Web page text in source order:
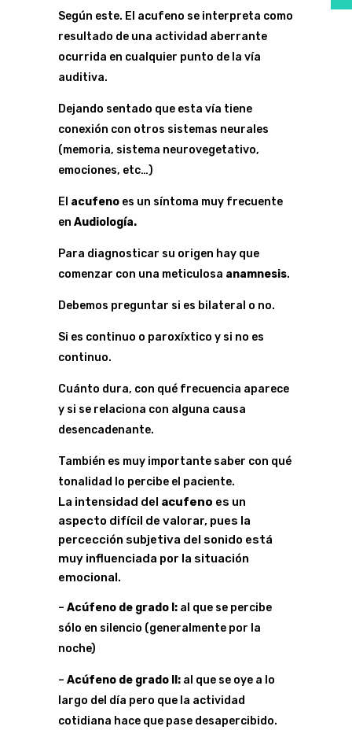
Según este. El acufeno se interpreta como
resultado de una actividad aberrante
ocurrida en cualquier punto de la vía
auditiva.
Dejando sentado que esta vía tiene
conexión con otros sistemas neurales
(memoria, sistema neurovegetativo,
emociones, etc…)
El acufeno es un síntoma muy frecuente
en Audiología.
Para diagnosticar su origen hay que
comenzar con una meticulosa anamnesis.
Debemos preguntar si es bilateral o no.
Si es continuo o paroxíxtico y si no es
continuo.
Cuánto dura, con qué frecuencia aparece
y si se relaciona con alguna causa
desencadenante.
También es muy importante saber con qué
tonalidad lo percibe el paciente.
La intensidad del acufeno es un
aspecto difícil de valorar, pues la
percección subjetiva del sonido está
muy influenciada por la situación
emocional.
– Acúfeno de grado I: al que se percibe
sólo en silencio (generalmente por la
noche)
– Acúfeno de grado II: al que se oye a lo
largo del día pero que la actividad
cotidiana hace que pase desapercibido.